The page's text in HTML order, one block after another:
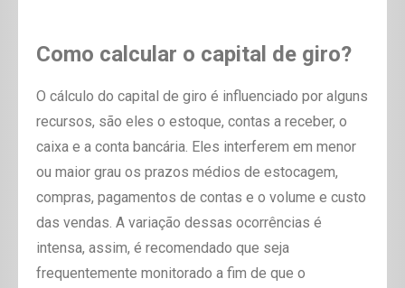
Como calcular o capital de giro?
O cálculo do capital de giro é influenciado por alguns
recursos, são eles o estoque, contas a receber, o
caixa e a conta bancária. Eles interferem em menor
ou maior grau os prazos médios de estocagem,
compras, pagamentos de contas e o volume e custo
das vendas. A variação dessas ocorrências é
intensa, assim, é recomendado que seja
frequentemente monitorado a fim de que o